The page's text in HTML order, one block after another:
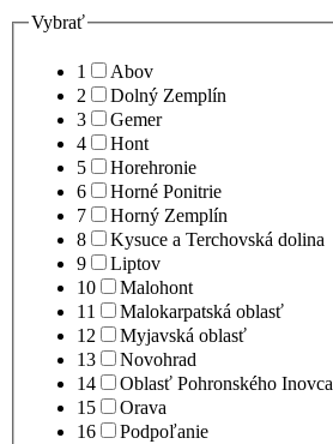
Vybrať
1
Abov
2
Dolný Zemplín
3
Gemer
4
Hont
5
Horehronie
6
Horné Ponitrie
7
Horný Zemplín
8
Kysuce a Terchovská dolina
9
Liptov
10
Malohont
11
Malokarpatská oblasť
12
Myjavská oblasť
13
Novohrad
14
Oblasť Pohronského Inovca
15
Orava
16
Podpoľanie